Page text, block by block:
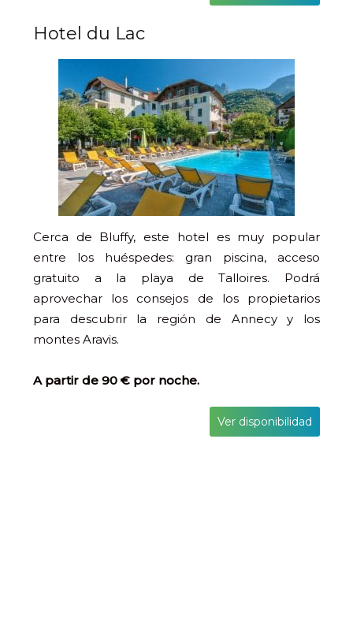
Hotel du Lac
Cerca de Bluffy, este hotel es muy popular
entre los huéspedes: gran piscina, acceso
gratuito a la playa de Talloires. Podrá
aprovechar los consejos de los propietarios
para descubrir la región de Annecy y los
montes Aravis.
A partir de 90 € por noche.
Ver disponibilidad